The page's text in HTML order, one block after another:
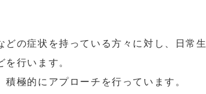
どの症状を持っている方々に対し、日常
行います。
積極的にアプローチを行っています。